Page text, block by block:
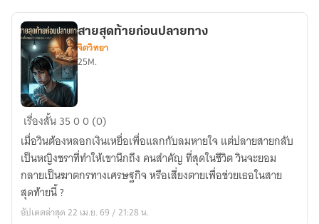
หาย
ไป
สาย
สุดท้าย
ก่อน
ปลาย
ทาง
สายสุดท้ายก่อนปลายทาง
จิตวิทยา
25M.
เรื่องสั้น3500 (0)
เมื่อวินต้องหลอกเงินเหยื่อเพื่อแลกกับลมหายใจ แต่ปลายสายกลับ
เป็นหญิงชราที่ทำให้เขานึกถึง คนสำคัญ ที่สุดในชีวิต วินจะยอม
กลายเป็นฆาตกรทางเศรษฐกิจ หรือเสี่ยงตายเพื่อช่วยเธอในสาย
สุดท้ายนี้ ?
อัปเดตล่าสุด 22 เม.ย. 69 / 21:28 น.